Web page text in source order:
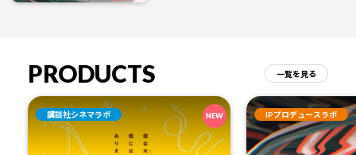
PRODUCTS 一覧を見る
講談社シネマラボ NEW IPプロデュースラボ